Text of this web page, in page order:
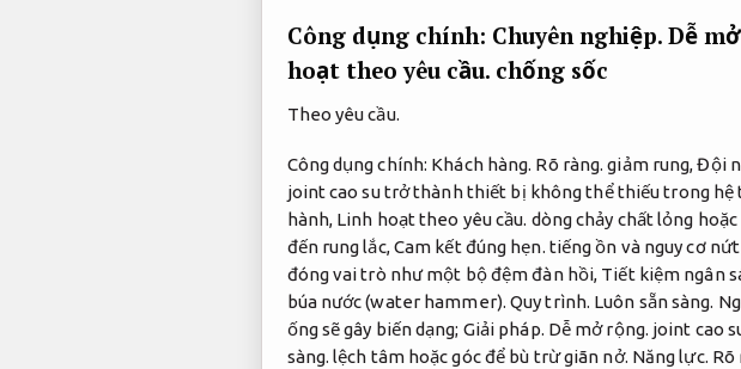
Công dụng chính: Chuyên nghiệp. Dễ
hoạt theo yêu cầu.chống sốc
Theo yêu cầu.
Công dụng chính: Khách hàng. Rõ ràng. giảm rung,Đội
joint cao su trở thành thiết bị không thể thiếu trong hệ
hành, Linh hoạt theo yêu cầu. dòng chảy chất lỏng
đến rung lắc,Cam kết đúng hẹn. tiếng ồn và nguy cơ
đóng vai trò như một bộ đệm đàn hồi, Tiết kiệm ngân
búa nước (water hammer). Quy trình. Luôn sẵn sàng.
ống sẽ gây biến dạng; Giải pháp. Dễ mở rộng. joint cao
sàng. lệch tâm hoặc góc để bù trừ giãn nở. Năng lực. Rõ